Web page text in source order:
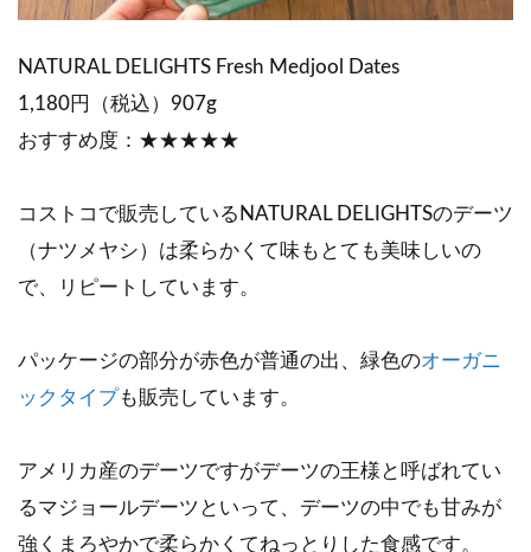
NATURAL DELIGHTS Fresh Medjool Dates
1,180円（税込）907g
おすすめ度：★★★★★
コストコで販売しているNATURAL DELIGHTSのデーツ
（ナツメヤシ）は柔らかくて味もとても美味しいの
で、リピートしています。
パッケージの部分が赤色が普通の出、緑色のオーガニ
ックタイプも販売しています。
アメリカ産のデーツですがデーツの王様と呼ばれてい
るマジョールデーツといって、デーツの中でも甘みが
強くまろやかで柔らかくてねっとりした食感です。